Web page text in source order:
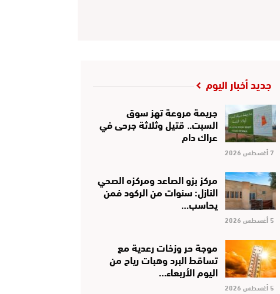
جديد أخبار اليوم
جريمة مروعة تهز سوق
السبت.. قتيل وثلاثة جرحى في
عراك دام
7 أغسطس 2026
مركز بزو الصاعد ومركزه الصحي
النازل: سنوات من الركود فمن
يحاسب…
5 أغسطس 2026
موجة حر وزخات رعدية مع
تساقط البرد وهبات رياح من
اليوم الأربعاء…
5 أغسطس 2026